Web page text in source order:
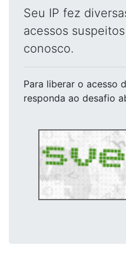
Seu IP fez
acessos
conosco.
Para liberar o acesso
responda ao desafio